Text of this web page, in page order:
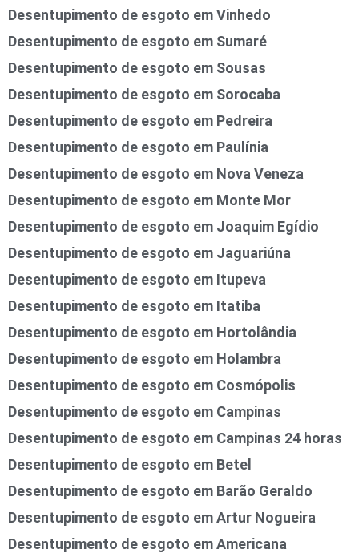
Desentupimento de esgoto em Vinhedo
Desentupimento de esgoto em Sumaré
Desentupimento de esgoto em Sousas
Desentupimento de esgoto em Sorocaba
Desentupimento de esgoto em Pedreira
Desentupimento de esgoto em Paulínia
Desentupimento de esgoto em Nova Veneza
Desentupimento de esgoto em Monte Mor
Desentupimento de esgoto em Joaquim Egídio
Desentupimento de esgoto em Jaguariúna
Desentupimento de esgoto em Itupeva
Desentupimento de esgoto em Itatiba
Desentupimento de esgoto em Hortolândia
Desentupimento de esgoto em Holambra
Desentupimento de esgoto em Cosmópolis
Desentupimento de esgoto em Campinas
Desentupimento de esgoto em Campinas 24 horas
Desentupimento de esgoto em Betel
Desentupimento de esgoto em Barão Geraldo
Desentupimento de esgoto em Artur Nogueira
Desentupimento de esgoto em Americana